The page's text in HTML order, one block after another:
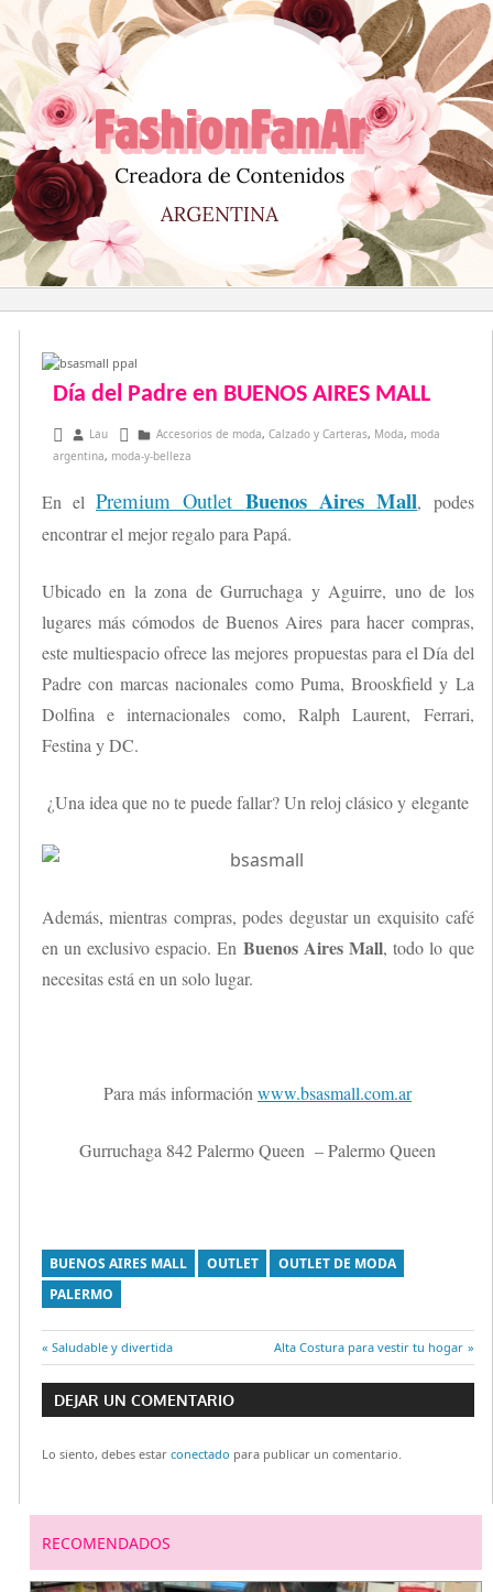
al
contenido
Día del Padre en BUENOS AIRES MALL
junio 3, 2014
Lau Accesorios de moda, Calzado y Carteras, Moda, moda
argentina, moda-y-belleza
En elPremium Outlet Buenos Aires Mall, podes
encontrar el mejor regalo para Papá.
Ubicado en la zona de Gurruchaga y Aguirre, uno de los
lugares más cómodos de Buenos Aires para hacer compras,
este multiespacio ofrece las mejores propuestas para el Día del
Padre con marcas nacionales como Puma, Brooskfield y La
Dolfina e internacionales como, Ralph Laurent, Ferrari,
Festina y DC.
¿Una idea que no te puede fallar? Un reloj clásico y elegante
Además, mientras compras, podes degustar un exquisito café
en un exclusivo espacio. En Buenos Aires Mall, todo lo que
necesitas está en un solo lugar.
Para más información www.bsasmall.com.ar
Gurruchaga 842 Palermo Queen – Palermo Queen
BUENOS AIRES MALL OUTLET
OUTLET DE MODA
PALERMO
Navegación
de
entradas
Entrada
anterior:
Saludable y divertida
Entrada
siguiente:
Alta Costura para vestir tu hogar
DEJAR UN COMENTARIO
Lo siento, debes estar conectado para publicar un comentario.
RECOMENDADOS